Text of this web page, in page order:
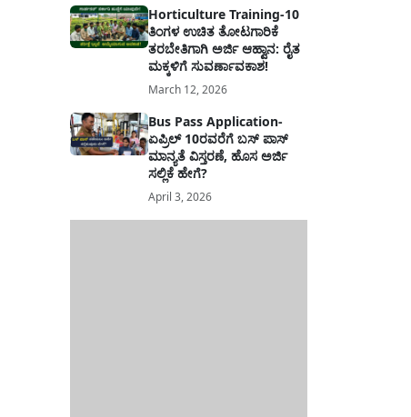
Horticulture Training-10
ತಿಂಗಳ ಉಚಿತ ತೋಟಗಾರಿಕೆ
ತರಬೇತಿಗಾಗಿ ಅರ್ಜಿ ಆಹ್ವಾನ: ರೈತ
ಮಕ್ಕಳಿಗೆ ಸುವರ್ಣಾವಕಾಶ!
March 12, 2026
Bus Pass Application-
ಏಪ್ರಿಲ್ 10ರವರೆಗೆ ಬಸ್ ಪಾಸ್
ಮಾನ್ಯತೆ ವಿಸ್ತರಣೆ, ಹೊಸ ಅರ್ಜಿ
ಸಲ್ಲಿಕೆ ಹೇಗೆ?
April 3, 2026